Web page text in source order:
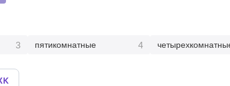
3 пятикомнатные 4